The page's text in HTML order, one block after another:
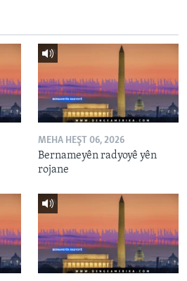
MEHA HEŞT 06, 2026
Bernameyên radyoyê yên
rojane